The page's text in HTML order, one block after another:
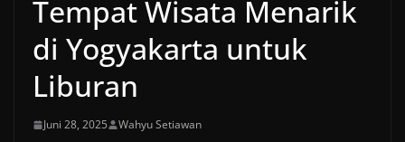
Tempat Wisata Menarik
di Yogyakarta untuk
Liburan
Juni 28, 2025 Wahyu Setiawan